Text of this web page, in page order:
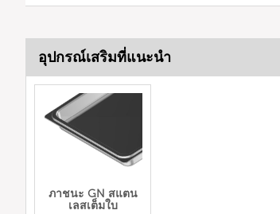
อุปกรณ์เสริมที่แนะนำ
ภาชนะ GN สแตน
เลสเต็มใบ